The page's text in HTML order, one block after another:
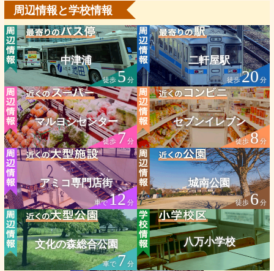
周辺情報と学校情報
中津浦
徒歩5分
二軒屋駅
徒歩20分
マルヨシセンター
徒歩7分
セブンイレブン
徒歩8分
アミコ専門店街
車で12分
城南公園
徒歩6分
文化の森総合公園
車で7分
八万小学校